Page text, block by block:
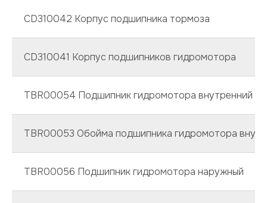
CD310042 Корпус подшипника тормоза
CD310041 Корпус подшипников гидромотора
TBR00054 Подшипник гидромотора внутренний
TBR00053 Обойма подшипника гидромотора
TBR00056 Подшипник гидромотора наружный